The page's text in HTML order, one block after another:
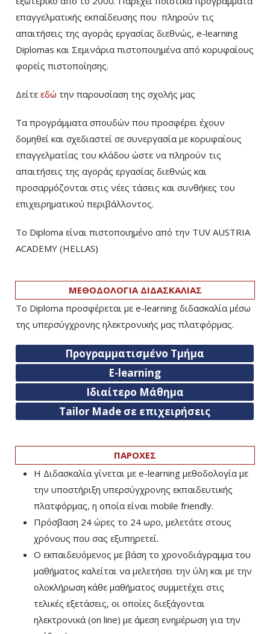
επαγγελματικής εκπαίδευσης που πληρούν τις
απαιτήσεις της αγοράς εργασίας διεθνώς, e-learning
Diplomas και Σεμινάρια πιστοποιημένα από κορυφαίους
φορείς πιστοποίησης.
Δείτε εδώ την παρουσίαση της σχολής μας
Τα προγράμματα σπουδών που προσφέρει έχουν
δομηθεί και σχεδιαστεί σε συνεργασία με κορυφαίους
επαγγελματίας του κλάδου ώστε να πληρούν τις
απαιτήσεις της αγοράς εργασίας διεθνώς και
προσαρμόζονται στις νέες τάσεις και συνθήκες του
επιχειρηματικού περιβάλλοντος.
Το Diploma είναι πιστοποιημένο από την TUV AUSTRIA
ACADEMY (HELLAS)­
ΜΕΘΟΔΟΛΟΓΙΑ ΔΙΔΑΣΚΑΛΙΑΣ
Το Diploma προσφέρεται με e-learning διδασκαλία μέσω
της υπερσύγχρονης ηλεκτρονικής μας πλατφόρμας.
Προγραμματισμένο Τμήμα
E-learning
Ιδιαίτερο Μάθημα
Tailor Made σε επιχειρήσεις
ΠΑΡΟΧΕΣ
Η Διδασκαλία γίνεται με e-learning μεθοδολογία με
την υποστήριξη υπερσύγχρονης εκπαιδευτικής
πλατφόρμας, η οποία είναι mobile friendly.
Πρόσβαση 24 ώρες το 24 ωρο, μελετάτε στους
χρόνους που σας εξυπηρετεί.
Ο εκπαιδευόμενος με βάση το χρονοδιάγραμμα του
μαθήματος καλείται να μελετήσει την ύλη και με την
ολοκλήρωση κάθε μαθήματος συμμετέχει στις
τελικές εξετάσεις, οι οποίες διεξάγονται
ηλεκτρονικά (on line) με άμεση ενημέρωση για την